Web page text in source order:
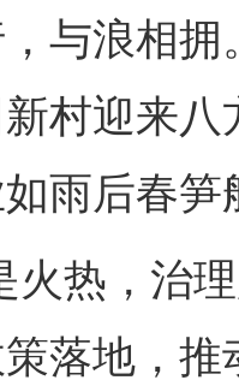
浪相拥
村迎来
雨后春
热，治理
落地，